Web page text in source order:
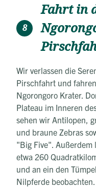
8
Fahrt in
Wir verlassen die
Pirschfahrt und
Ngorongoro Krater.
Plateau im Inneren
sehen wir Antilopen,
und braune Zebras
"Big Five". Außerdem
etwa 260
und an ein den
Nilpferde